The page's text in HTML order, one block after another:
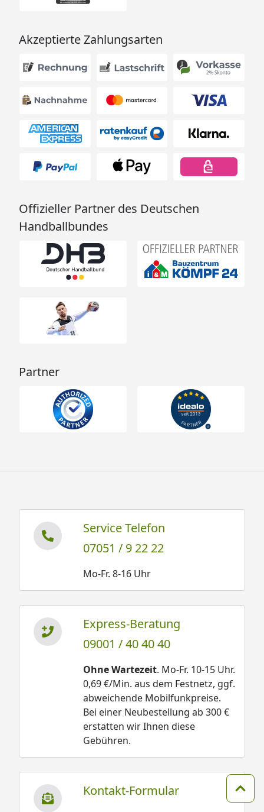
Akzeptierte Zahlungsarten
Offizieller Partner des Deutschen
Handballbundes
Partner
Service Telefon
07051 / 9 22 22
Mo-Fr. 8-16 Uhr
Express-Beratung
09001 / 40 40 40
Ohne Wartezeit. Mo-Fr. 10-15 Uhr.
0,69 €/Min. aus dem Festnetz, ggf.
abweichende Mobilfunkpreise.
Bei einer Neubestellung ab 300 €
erstatten wir Ihnen diese
Gebühren.
Kontakt-Formular